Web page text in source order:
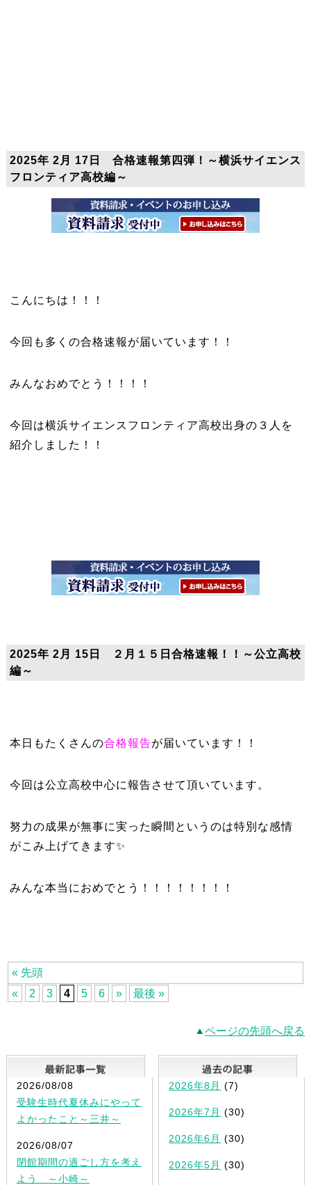
2025年 2月 17日 合格速報第四弾！～横浜サイエンス
フロンティア高校編～
こんにちは！！！
今回も多くの合格速報が届いています！！
みんなおめでとう！！！！
今回は横浜サイエンスフロンティア高校出身の３人を
紹介しました！！
2025年 2月 15日 ２月１５日合格速報！！～公立高校
編～
本日もたくさんの合格報告が届いています！！
今回は公立高校中心に報告させて頂いています。
努力の成果が無事に実った瞬間というのは特別な感情
がこみ上げてきます✨
みんな本当におめでとう！！！！！！！！
« 先頭
«
2 3 4 5 6 » 最後 »
ページの先頭へ戻る
最新記事一覧
2026/08/08
受験生時代夏休みにやって
よかったこと～三井～
2026/08/07
閉館期間の過ごし方を考え
よう ～小崎～
2026年8月 (7)
2026年7月 (30)
2026年6月 (30)
2026年5月 (30)